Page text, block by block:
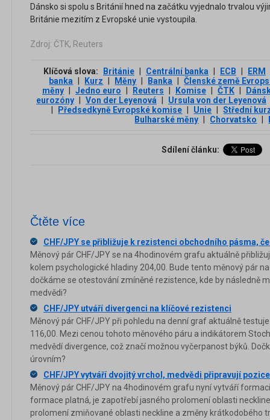
Dánsko si spolu s Británií hned na začátku vyjednalo trvalou
Británie mezitím z Evropské unie vystoupila.
Zdroj: ČTK, Reuters
Klíčová slova: Británie Centrální banka ECB
ERM
banka
Kurz Měny Banka
Členské země
měny
Jedno euro Reuters Komise ČTK
eurozóny
Von der Leyenová
Ursula von der Leyenová
Předsedkyně Evropské komise Unie
Střední
Bulharské měny
Chorvatsko
Sdílení článku:
Čtěte více
CHF/JPY se přibližuje k rezistenci obchodního pásma,
Měnový pár CHF/JPY se na 4hodinovém grafu aktuálně
kolem psychologické hladiny 204,00. Bude tento měnový pár
dočkáme se otestování zmíněné rezistence, kde by následně
medvědi?
CHF/JPY utváří divergenci na klíčové rezistenci
Měnový pár CHF/JPY při pohledu na denní graf aktuálně
116,00. Mezi cenou tohoto měnového páru a indikátorem
medvědí divergence, což značí možnou vyčerpanost býků.
úrovním?
CHF/JPY vytváří dvojitý vrchol, medvědi připravují pozice
Měnový pár CHF/JPY na 4hodinovém grafu nyní vytváří
formace platná, je zapotřebí jasného prolomení oblasti
prolomení zmiňované oblasti neckline a změny krátkodobého